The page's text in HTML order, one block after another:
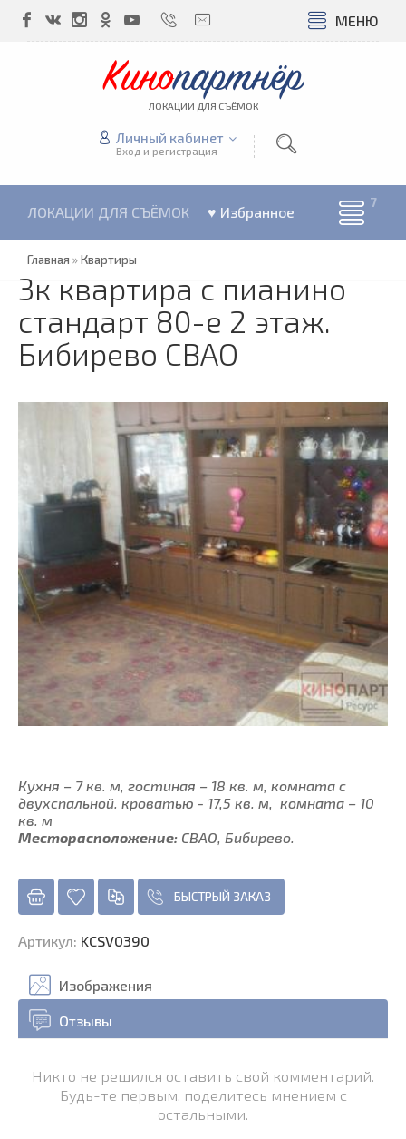
МЕНЮ
Кинопартнёр
ЛОКАЦИИ ДЛЯ СЪЁМОК
Личный кабинет
Вход и регистрация
ЛОКАЦИИ ДЛЯ СЪЁМОК ♥ Избранное
Главная »Квартиры
3к квартира с пианино
стандарт 80-е 2 этаж.
Бибирево СВАО
Кухня – 7 кв. м, гостиная – 18 кв. м, комната с
двухспальной. кроватью - 17,5 кв. м, комната – 10
кв. м
Месторасположение: СВАО, Бибирево.
БЫСТРЫЙ ЗАКАЗ
Артикул: KCSV0390
Изображения
Отзывы
Никто не решился оставить свой комментарий.
Будь-те первым, поделитесь мнением с
остальными.